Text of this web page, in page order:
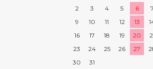
2
3 4 5 6 7
9
10 11 12 13
16
17 18 19 20
23
24 25 26 27
30
31